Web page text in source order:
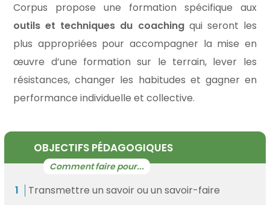
Corpus propose une formation spécifique aux
outils et techniques du coachingqui seront les
plus appropriées pour accompagner la mise en
œuvre d’une formation sur le terrain, lever les
résistances, changer les habitudes et gagner en
performance individuelle et collective.
OBJECTIFS PÉDAGOGIQUES
Transmettre un savoir ou un savoir-faire